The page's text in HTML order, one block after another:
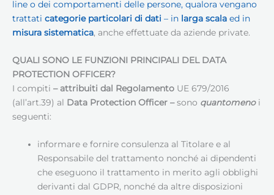
line o dei comportamenti delle persone, qualora vengano
trattati categorie particolari di dati – in larga scala ed in
misura sistematica, anche effettuate da aziende private.
QUALI SONO LE FUNZIONI PRINCIPALI DEL DATA
PROTECTION OFFICER?
I compiti – attribuiti dal Regolamento UE 679/2016
(all’art.39) al Data Protection Officer –sono quantomenoi
seguenti:
informare e fornire consulenza al Titolare e al
Responsabile del trattamento nonché ai dipendenti
che eseguono il trattamento in merito agli obblighi
derivanti dal GDPR, nonché da altre disposizioni